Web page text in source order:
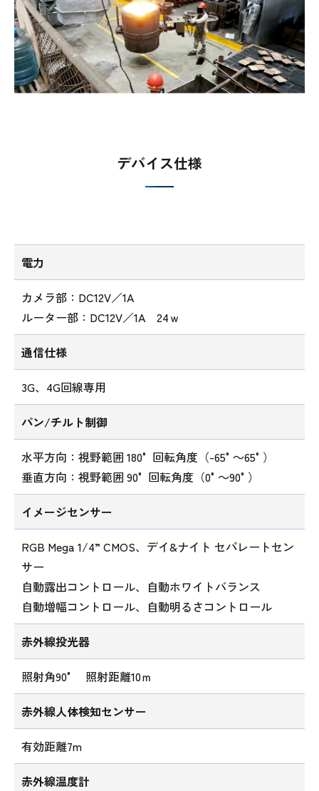
デバイス仕様
電力
カメラ部：DC12V／1A
ルーター部：DC12V／1A 24ｗ
通信仕様
3G、4G回線専用
パン/チルト制御
水平方向：視野範囲 180° 回転角度（-65°～65°）
垂直方向：視野範囲 90° 回転角度（0°～90°）
イメージセンサー
RGB Mega 1/4” CMOS、デイ&ナイト セパレートセン
サー
自動露出コントロール、自動ホワイトバランス
自動増幅コントロール、自動明るさコントロール
赤外線投光器
照射角90° 照射距離10ｍ
赤外線人体検知センサー
有効距離7m
赤外線温度計